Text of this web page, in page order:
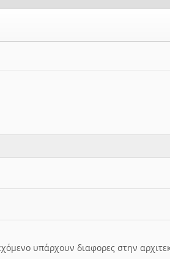
υπάρχουν διαφορες στην